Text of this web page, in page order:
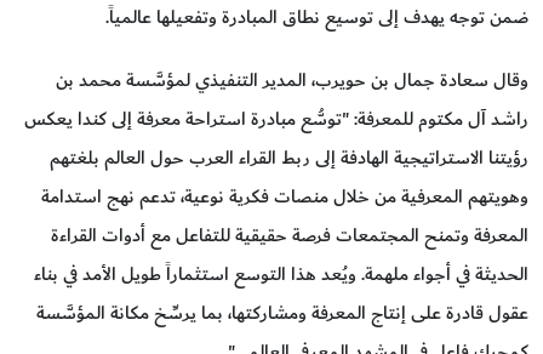
ضمن توجه يهدف إلى توسيع نطاق المبادرة وتفعيلها عالمياً.
وقال سعادة جمال بن حويرب، المدير التنفيذي لمؤسَّسة محمد بن
راشد آل مكتوم للمعرفة: "توسُّع مبادرة استراحة معرفة إلى كندا يعكس
رؤيتنا الاستراتيجية الهادفة إلى ربط القراء العرب حول العالم بلغتهم
وهويتهم المعرفية من خلال منصات فكرية نوعية، تدعم نهج استدامة
المعرفة وتمنح المجتمعات فرصة حقيقية للتفاعل مع أدوات القراءة
الحديثة في أجواء ملهمة. ويُعد هذا التوسع استثماراً طويل الأمد في بناء
عقول قادرة على إنتاج المعرفة ومشاركتها، بما يرسِّخ مكانة المؤسَّسة